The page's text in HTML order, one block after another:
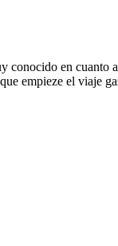
en cuanto
empieze el viaje